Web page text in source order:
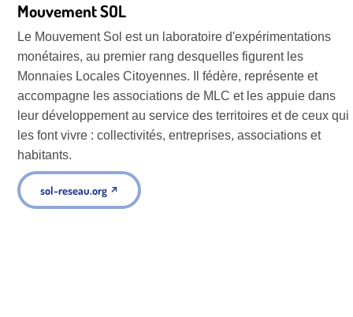
Mouvement SOL
Le Mouvement Sol est un laboratoire d'expérimentations
monétaires, au premier rang desquelles figurent les
Monnaies Locales Citoyennes. Il fédère, représente et
accompagne les associations de MLC et les appuie dans
leur développement au service des territoires et de ceux qui
les font vivre : collectivités, entreprises, associations et
habitants.
sol-reseau.org ↗